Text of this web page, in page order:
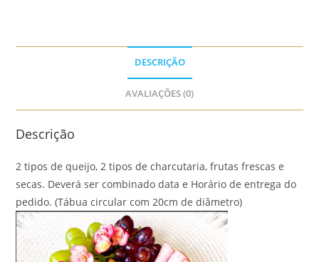
DESCRIÇÃO
AVALIAÇÕES (0)
Descrição
2 tipos de queijo, 2 tipos de charcutaria, frutas frescas e
secas. Deverá ser combinado data e Horário de entrega do
pedido. (Tábua circular com 20cm de diâmetro)